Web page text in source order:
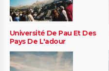
Université De Pau Et Des
Pays De L'adour